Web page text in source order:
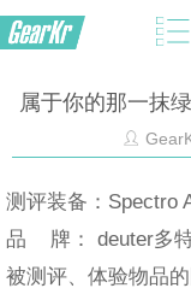
属于你的那一抹
测评装备：Spectro
品 牌： deuter多
被测评、体验物品